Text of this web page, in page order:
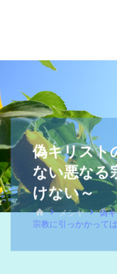
ス
教
福
宣
会
_
摂
偽キリスト
ない悪なる
けない～
メシヤ
偽
宗教に引っかかって